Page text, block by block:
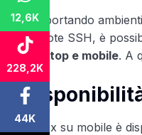
12,6K
228,2K
44K
Supportando
Remote SSH, è
desktop e mobile. A
Codex su mobile è